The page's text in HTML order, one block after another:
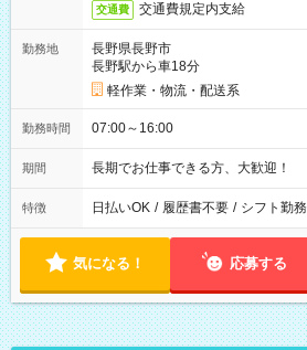
交通費 交通費規定内支給
勤務地
長野県長野市
長野駅から車18分
軽作業・物流・配送系
勤務時間 07:00～16:00
期間 長期でお仕事できる方、大歓迎！
特徴 日払いOK / 履歴書不要 / シフト勤務
気になる！ 応募する